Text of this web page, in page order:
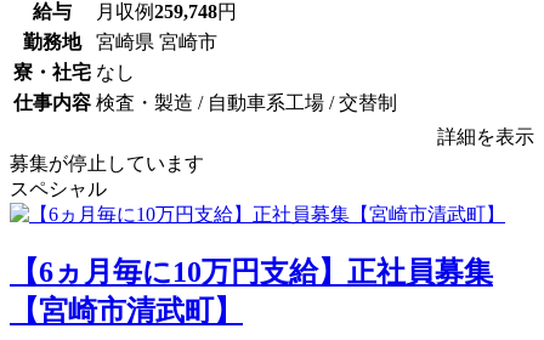
給与 月収例259,748円
勤務地
宮崎県 宮崎市
寮・社宅 なし
仕事内容 検査・製造 / 自動車系工場 / 交替制
詳細を表示
募集が停止しています
スペシャル
【6ヵ月毎に10万円支給】正社員募集
【宮崎市清武町】